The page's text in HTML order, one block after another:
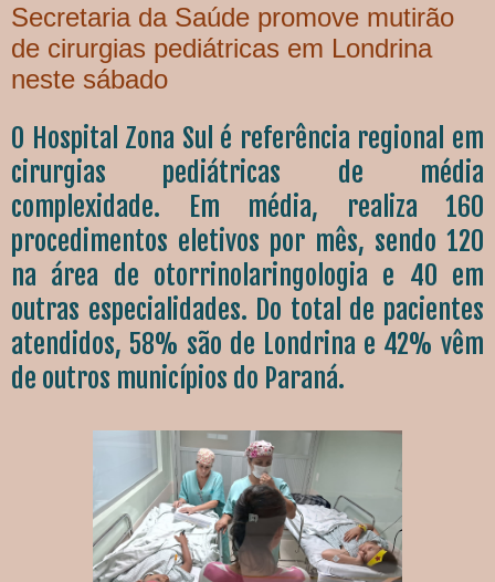
Secretaria da Saúde promove mutirão
de cirurgias pediátricas em Londrina
neste sábado
O Hospital Zona Sul é referência regional em
cirurgias pediátricas de média
complexidade. Em média, realiza 160
procedimentos eletivos por mês, sendo 120
na área de otorrinolaringologia e 40 em
outras especialidades. Do total de pacientes
atendidos, 58% são de Londrina e 42% vêm
de outros municípios do Paraná.